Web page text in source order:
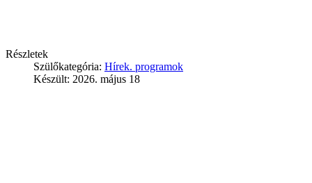
Részletek
Szülőkategória: Hírek. programok
Készült: 2026. május 18